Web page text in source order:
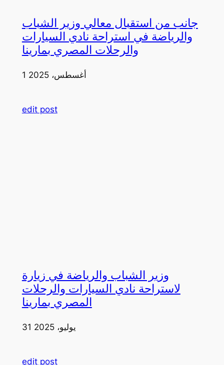
جانب من استقبال معالي وزير الشباب
والرياضة في استراحة نادي السيارات
والرحلات المصري بمارينا
1 أغسطس، 2025
edit post
وزير الشباب والرياضة في زيارة
لاستراحة نادي السيارات والرحلات
المصري بمارينا
31 يوليو، 2025
edit post